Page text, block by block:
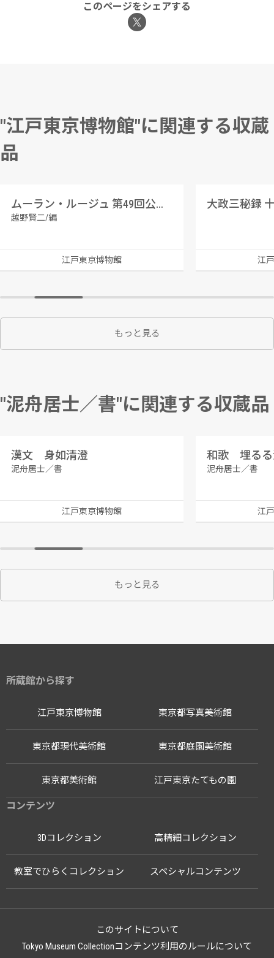
このページをシェアする
"江戸東京博物館"に関連する収蔵
品
ムーラン・ルージュ 第49回公演番組
越野賢二/編
江戸東京博物館
大政三秘録
江
もっと見る
"泥舟居士／書"に関連する収蔵品
漢文 身如清澄
泥舟居士／書
江戸東京博物館
泥舟居士／書
江
もっと見る
所蔵館から探す
江戸東京博物館
江戸東京たてもの園
東京都写真美術館
東京都現代美術館 東京都庭園美術館
東京都美術館
コンテンツ
3Dコレクション 高精細コレクション
教室でひらくコレクション スペシャルコンテンツ
このサイトについて
Tokyo Museum Collectionコンテンツ利用のルールについて